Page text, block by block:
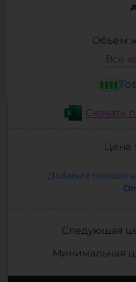
Объём
Все
Скачать
Цена
Добавьте товаров
Следующая
Минимальная